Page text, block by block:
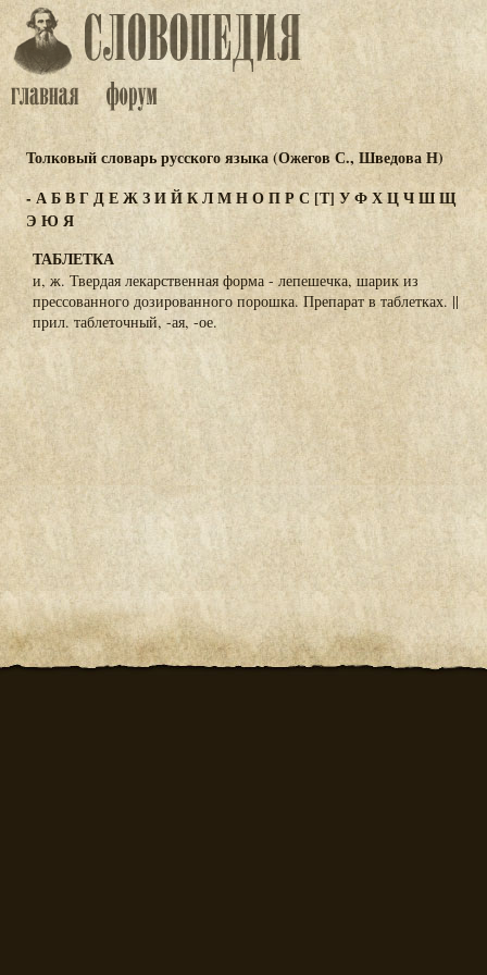
Толковый словарь русского языка (Ожегов С., Шведова Н)
-АБВГДЕЖЗИЙКЛМНОПР С[Т] УФХЦЧШЩ
Э Ю Я
ТАБЛЕТКА
и, ж. Твердая лекарственная форма - лепешечка, шарик из
прессованного дозированного порошка. Препарат в таблетках. ||
прил. таблеточный, -ая, -ое.